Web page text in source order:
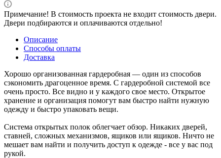
Примечание! В стоимость проекта не входит стоимость двери.
Двери подбираются и оплачиваются отдельно!
Описание
Способы оплаты
Доставка
Хорошо организованная гардеробная — один из способов
сэкономить драгоценное время. С гардеробной системой все
очень просто. Все видно и у каждого свое место. Открытое
хранение и организация помогут вам быстро найти нужную
одежду и быстро упаковать вещи.
Система открытых полок облегчает обзор. Никаких дверей,
ставней, сложных механизмов, ящиков или ящиков. Ничто не
мешает вам найти и получить доступ к одежде - все у вас под
рукой.